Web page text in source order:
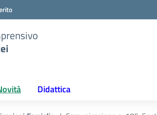
Didattica